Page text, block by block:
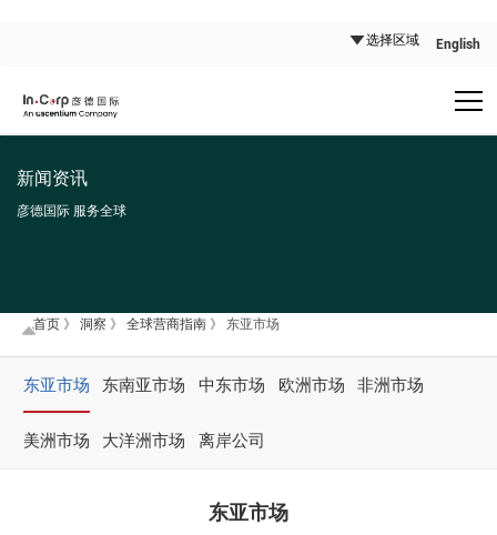
English
新闻资讯
彦德国际 服务全球
首页 》 洞察 》 全球营商指南 》 东亚市场
东亚市场 东南亚市场 中东市场 欧洲市场 非洲市场
美洲市场 大洋洲市场 离岸公司
东亚市场